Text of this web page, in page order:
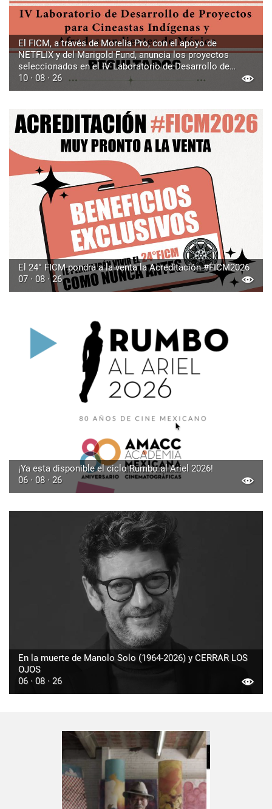
El FICM, a través de Morelia Pro, con el apoyo de
NETFLIX y del Marigold Fund, anuncia los proyectos
seleccionados en el IV Laboratorio de Desarrollo de
Proyectos para Cineastas Indígenas y Afrodescendientes
de México
10 · 08 · 26
El 24° FICM pondrá a la venta la Acreditación #FICM2026
07 · 08 · 26
¡Ya esta disponible el ciclo Rumbo al Ariel 2026!
06 · 08 · 26
En la muerte de Manolo Solo (1964-2026) y CERRAR LOS
OJOS
06 · 08 · 26